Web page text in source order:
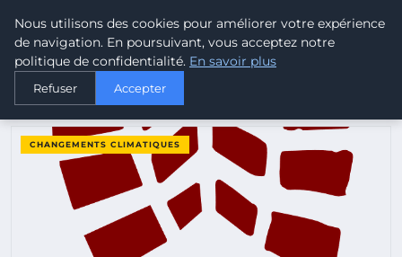
Malta Climate - Le climat
MALTA CLIMATE
DERNIERS ARTICLES
CHANGEMENTS CLIMATIQUES
Nous utilisons des cookies pour améliorer votre expérience
de navigation. En poursuivant, vous acceptez notre
politique de confidentialité. En savoir plus
Refuser Accepter